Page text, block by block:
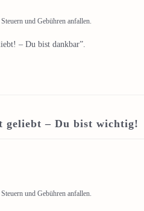
und Gebühren anfallen.
– Du bist dankbar”.
geliebt – Du bist wichtig!
und Gebühren anfallen.